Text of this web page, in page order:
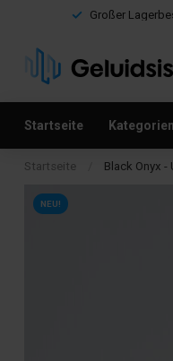
Großer
Startseite Kategorien
Startseite Black Onyx
NEU!